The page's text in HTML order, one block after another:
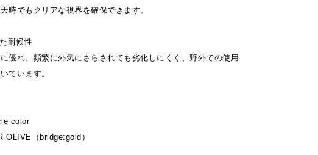
時でもクリアな視界を確保できます。
耐候性
優れ、頻繁に外気にさらされても劣化しにくく、野外での使用
ています。
color
OLIVE（bridge:gold）